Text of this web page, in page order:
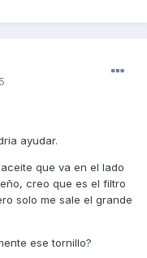
ayudar.
que va en el lado
creo que es el filtro
solo me sale el grande
ese tornillo?